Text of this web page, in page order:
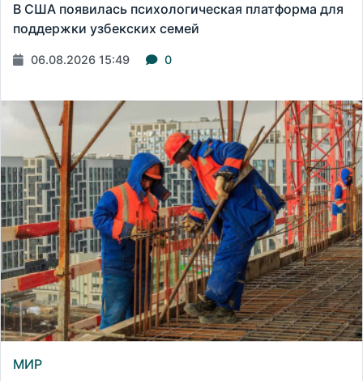
В США появилась психологическая платформа для
поддержки узбекских семей
06.08.2026 15:49 0
МИР